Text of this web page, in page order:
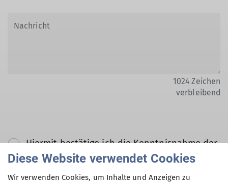
1024 Zeichen
verbleibend
Hiermit bestätige ich die Kenntnisnahme der
Datenschutzerklärung *
Diese Website verwendet Cookies
Wir verwenden Cookies, um Inhalte und Anzeigen zu